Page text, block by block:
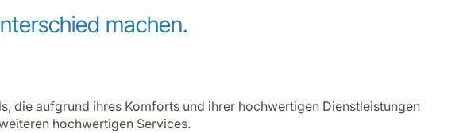
machen.
die aufgrund ihres Komforts und ihrer hochwertigen Dienstleistungen
hochwertigen Services.